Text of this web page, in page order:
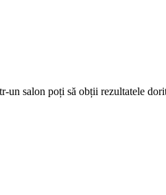
un salon poți să obții rezultatele